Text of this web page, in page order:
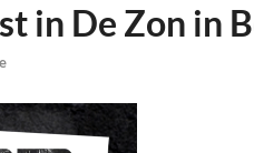
in De Zon in